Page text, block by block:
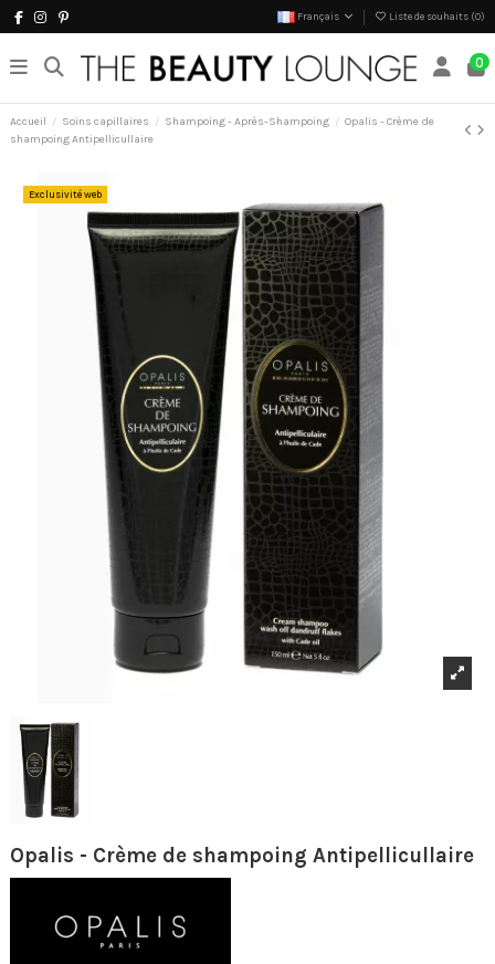
Français Liste de souhaits (0)
0
Accueil Soins capillaires Shampoing - Après-Shampoing
Opalis - Crème de
shampoing Antipellicullaire
Exclusivité web
Opalis - Crème de shampoing Antipellicullaire